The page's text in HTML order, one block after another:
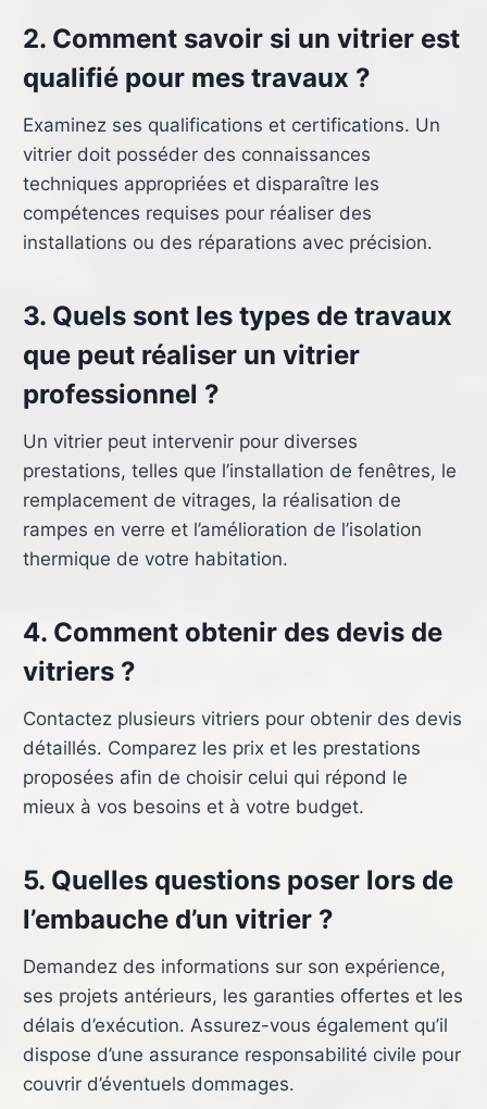
2. Comment savoir si un vitrier est
qualifié pour mes travaux ?
Examinez ses qualifications et certifications. Un
vitrier doit posséder des connaissances
techniques appropriées et disparaître les
compétences requises pour réaliser des
installations ou des réparations avec précision.
3. Quels sont les types de travaux
que peut réaliser un vitrier
professionnel ?
Un vitrier peut intervenir pour diverses
prestations, telles que l’installation de fenêtres, le
remplacement de vitrages, la réalisation de
rampes en verre et l’amélioration de l’isolation
thermique de votre habitation.
4. Comment obtenir des devis de
vitriers ?
Contactez plusieurs vitriers pour obtenir des devis
détaillés. Comparez les prix et les prestations
proposées afin de choisir celui qui répond le
mieux à vos besoins et à votre budget.
5. Quelles questions poser lors de
l’embauche d’un vitrier ?
Demandez des informations sur son expérience,
ses projets antérieurs, les garanties offertes et les
délais d’exécution. Assurez-vous également qu’il
dispose d’une assurance responsabilité civile pour
couvrir d’éventuels dommages.